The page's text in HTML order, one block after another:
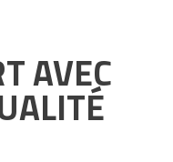
AVEC